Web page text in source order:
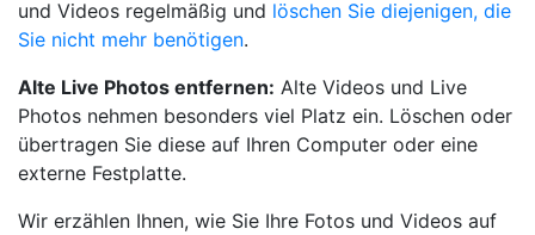
und Videos regelmäßig und löschen Sie diejenigen, die
Sie nicht mehr benötigen.
Alte Live Photos entfernen: Alte Videos und Live
Photos nehmen besonders viel Platz ein. Löschen oder
übertragen Sie diese auf Ihren Computer oder eine
externe Festplatte.
Wir erzählen Ihnen, wie Sie Ihre Fotos und Videos auf